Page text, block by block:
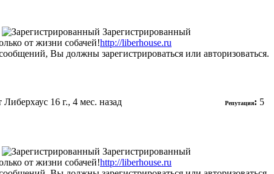
Зарегистрированный
от жизни собачей!http://liberhouse.ru
Вы должны зарегистрироваться или авторизоваться.
16 г., 4 мес. назад Репутация: 5
Зарегистрированный
от жизни собачей!http://liberhouse.ru